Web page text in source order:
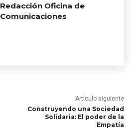
Redacción Oficina de
Comunicaciones
Artículo siguiente
Construyendo una Sociedad
Solidaria: El poder de la
Empatía